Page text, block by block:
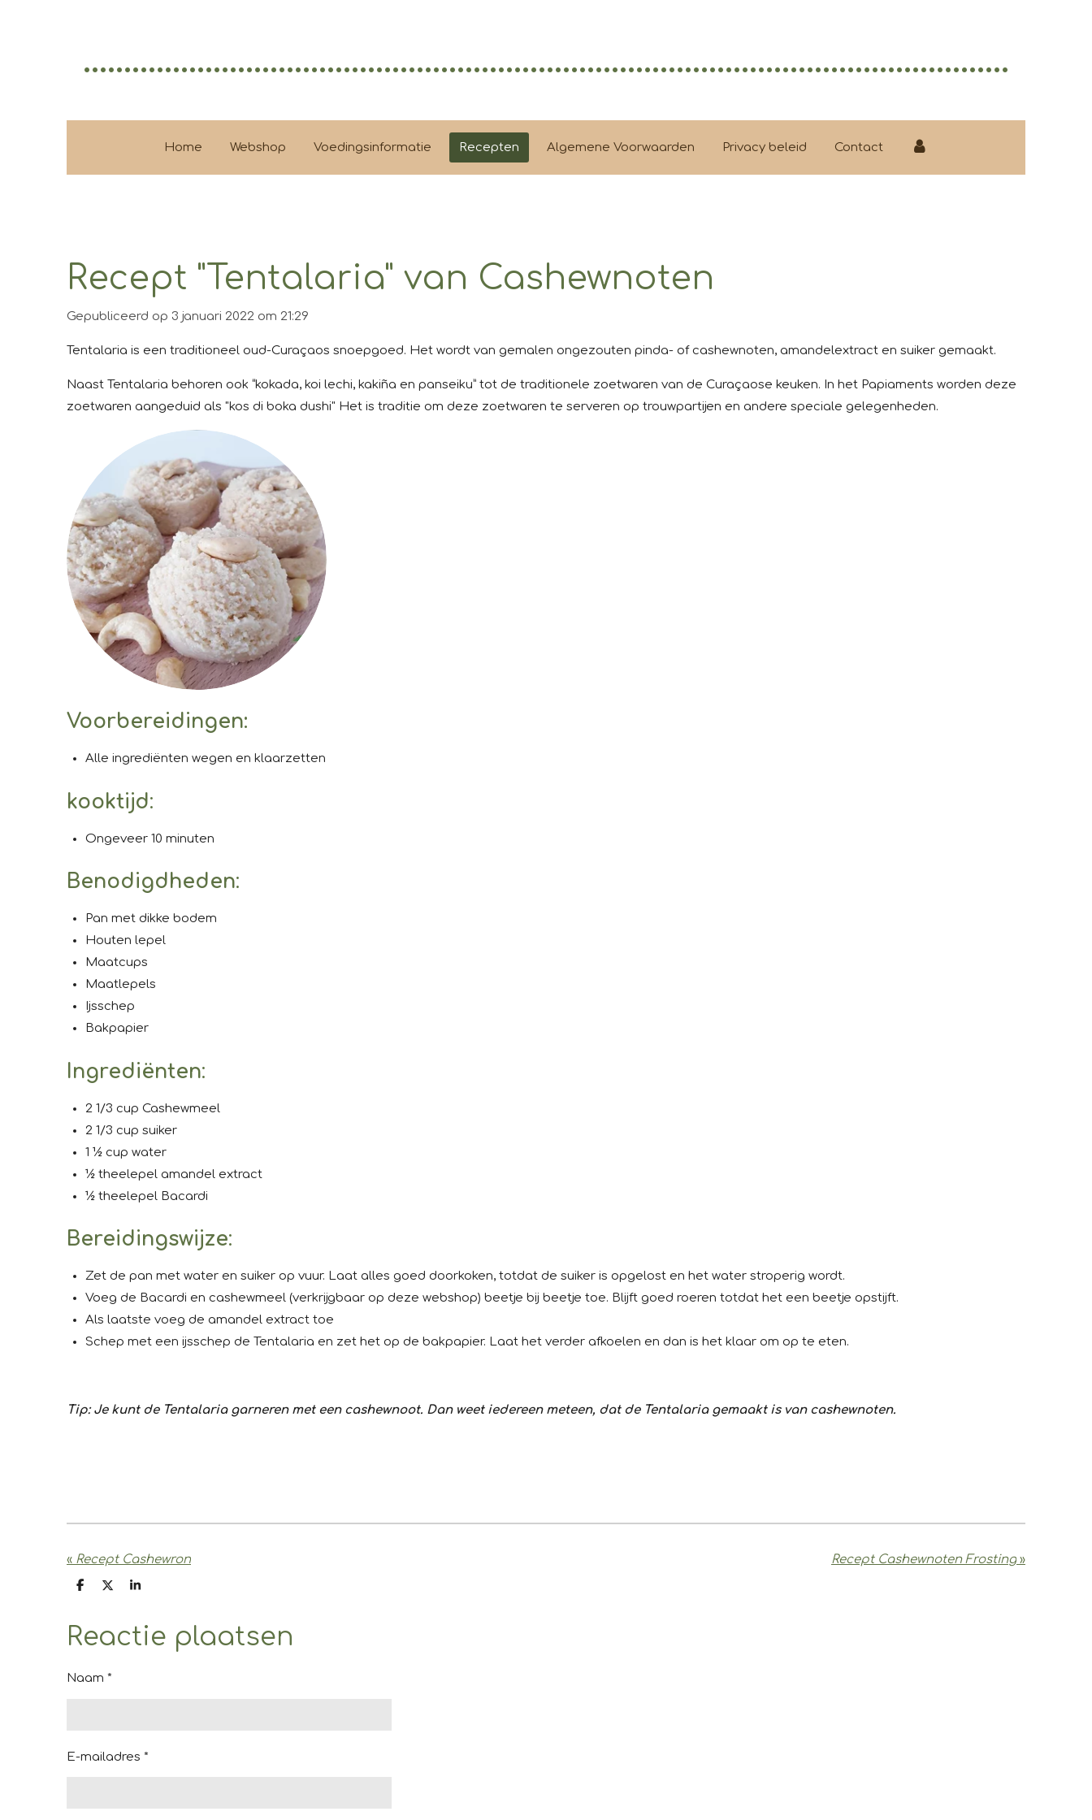
..................................................................................................................
Home Webshop Voedingsinformatie Recepten Algemene Voorwaarden Privacy beleid Contact
Recept "Tentalaria" van Cashewnoten
Gepubliceerd op 3 januari 2022 om 21:29
Tentalaria is een traditioneel oud-Curaçaos snoepgoed. Het wordt van gemalen ongezouten pinda- of cashewnoten, amandelextract en suiker gemaakt.
Naast Tentalaria behoren ook “kokada, koi lechi, kakiña en panseiku” tot de traditionele zoetwaren van de Curaçaose keuken. In het Papiaments worden deze
zoetwaren aangeduid als "kos di boka dushi" Het is traditie om deze zoetwaren te serveren op trouwpartijen en andere speciale gelegenheden.
Voorbereidingen:
Alle ingrediënten wegen en klaarzetten
kooktijd:
Ongeveer 10 minuten
Benodigdheden:
Pan met dikke bodem
Houten lepel
Maatcups
Maatlepels
Ijsschep
Bakpapier
Ingrediënten:
2 1/3 cup Cashewmeel
2 1/3 cup suiker
1 ½ cup water
½ theelepel amandel extract
½ theelepel Bacardi
Bereidingswijze:
Zet de pan met water en suiker op vuur. Laat alles goed doorkoken, totdat de suiker is opgelost en het water stroperig wordt.
Voeg de Bacardi en cashewmeel (verkrijgbaar op deze webshop) beetje bij beetje toe. Blijft goed roeren totdat het een beetje opstijft.
Als laatste voeg de amandel extract toe
Schep met een ijsschep de Tentalaria en zet het op de bakpapier. Laat het verder afkoelen en dan is het klaar om op te eten.
Tip: Je kunt de Tentalaria garneren met een cashewnoot. Dan weet iedereen meteen, dat de Tentalaria gemaakt is van cashewnoten.
« Recept Cashewron Recept Cashewnoten Frosting »
D
e
n
D
S
r
Reactie plaatsen
Naam *
E-mailadres *